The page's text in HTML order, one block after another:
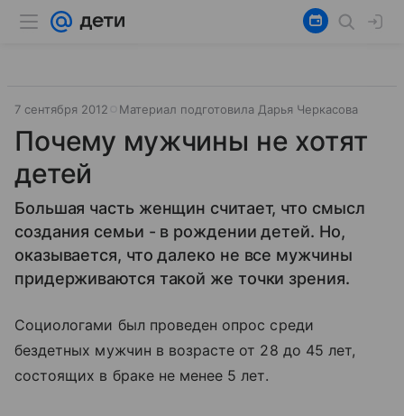
7 сентября 2012 Материал подготовила Дарья Черкасова
Почему мужчины не хотят
детей
Большая часть женщин считает, что смысл
создания семьи - в рождении детей. Но,
оказывается, что далеко не все мужчины
придерживаются такой же точки зрения.
Социологами был проведен опрос среди
бездетных мужчин в возрасте от 28 до 45 лет,
состоящих в браке не менее 5 лет.